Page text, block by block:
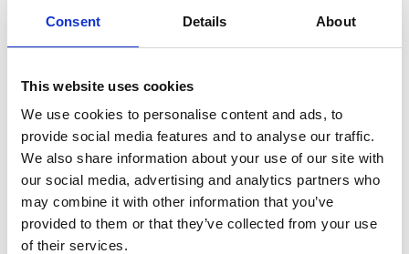
Consent Details About
This website uses cookies
We use cookies to personalise content and ads, to
provide social media features and to analyse our traffic.
We also share information about your use of our site with
our social media, advertising and analytics partners who
may combine it with other information that you’ve
provided to them or that they’ve collected from your use
of their services.
6 Agosto 2026
Interviste
Overview Economica
Repubblica Ceca